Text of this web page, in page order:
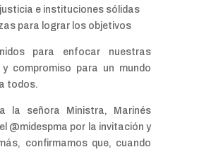
e instituciones sólidas
para lograr los objetivos
para enfocar nuestras
y compromiso para un mundo
todos.
la señora Ministra, Marinés
@midespma por la invitación y
confirmamos que, cuando